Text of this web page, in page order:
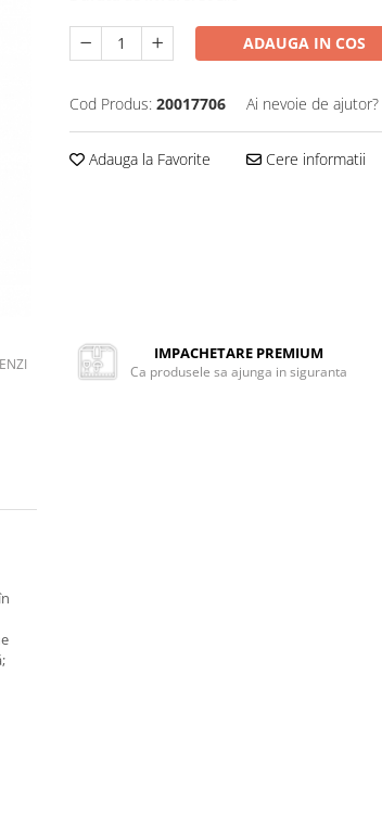
ADAUGA IN COS
Cod Produs: 20017706 Ai nevoie de ajutor?
Adauga la Favorite Cere informatii
IMPACHETARE PREMIUM
Ca produsele sa ajunga in siguranta